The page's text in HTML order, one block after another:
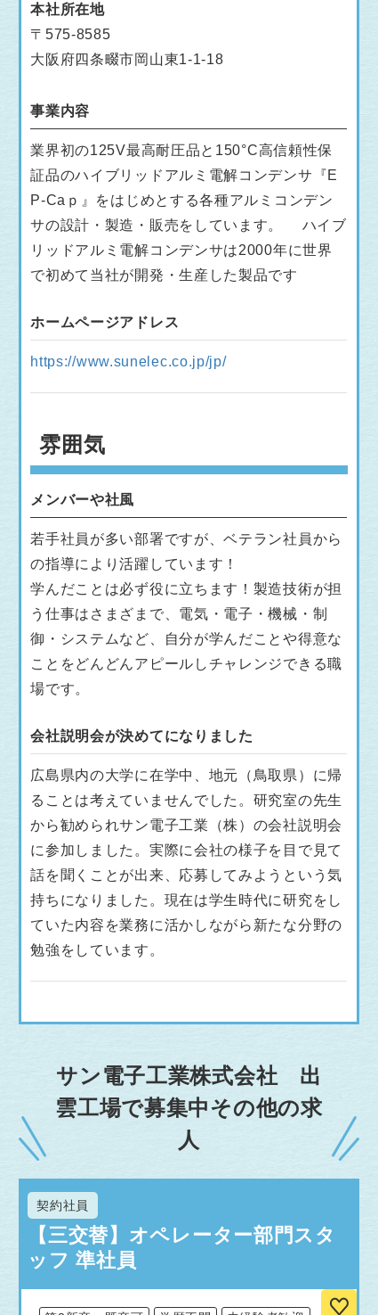
本社所在地
〒575-8585
大阪府四条畷市岡山東1-1-18
事業内容
業界初の125V最高耐圧品と150°C高信頼性保
証品のハイブリッドアルミ電解コンデンサ『E
P-Caｐ』をはじめとする各種アルミコンデン
サの設計・製造・販売をしています。 ハイブ
リッドアルミ電解コンデンサは2000年に世界
で初めて当社が開発・生産した製品です
ホームページアドレス
https://www.sunelec.co.jp/jp/
雰囲気
メンバーや社風
若手社員が多い部署ですが、ベテラン社員から
の指導により活躍しています！
学んだことは必ず役に立ちます！製造技術が担
う仕事はさまざまで、電気・電子・機械・制
御・システムなど、自分が学んだことや得意な
ことをどんどんアピールしチャレンジできる職
場です。
会社説明会が決めてになりました
広島県内の大学に在学中、地元（鳥取県）に帰
ることは考えていませんでした。研究室の先生
から勧められサン電子工業（株）の会社説明会
に参加しました。実際に会社の様子を目で見て
話を聞くことが出来、応募してみようという気
持ちになりました。現在は学生時代に研究をし
ていた内容を業務に活かしながら新たな分野の
勉強をしています。
サン電子工業株式会社 出
雲工場で募集中その他の求
人
契約社員
【三交替】オペレーター部門スタ
ッフ 準社員